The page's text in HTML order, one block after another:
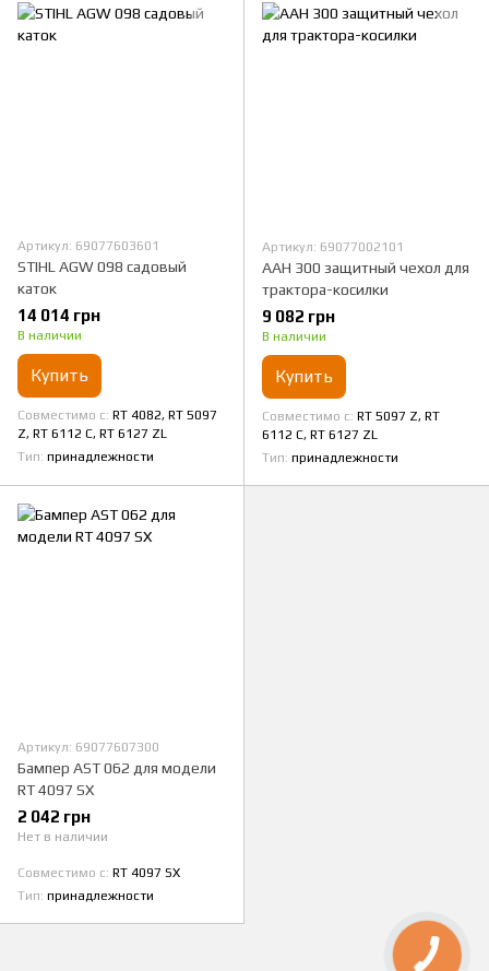
Артикул: 69077603601
STIHL AGW 098 садовый
каток
14 014 грн
В наличии
Купить
Совместимо с RT 4082, RT 5097
Z, RT 6112 C, RT 6127 ZL
Тип принадлежности
Артикул: 69077002101
AAH 300 защитный чехол для
трактора-косилки
9 082 грн
В наличии
Купить
Совместимо с RT 5097 Z, RT
6112 C, RT 6127 ZL
Тип принадлежности
Артикул: 69077607300
Бампер AST 062 для модели
RT 4097 SX
2 042 грн
Нет в наличии
Совместимо с RT 4097 SX
Тип принадлежности